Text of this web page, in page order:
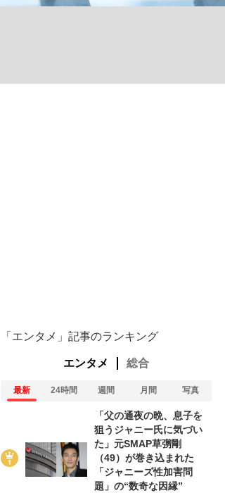
「エンタメ」記事のランキング
エンタメ 総合
最新 24時間 週間 月間 写真
「父の通夜の晩、息子を
狙うジャニー氏に気づい
た」元SMAP草彅剛
（49）が巻き込まれた
「ジャニーズ性加害問
題」の“数奇な因縁”